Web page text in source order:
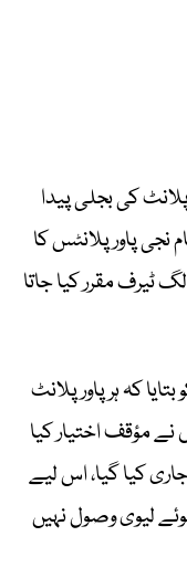
پلانٹ کی بجلی پیدا
نجی پاور پلانٹس کا
ٹیرف مقرر کیا جاتا
کہ ہر پاور پلانٹ
نے مؤقف اختیار کیا
کیا گیا، اس لیے
لیوی وصول نہیں